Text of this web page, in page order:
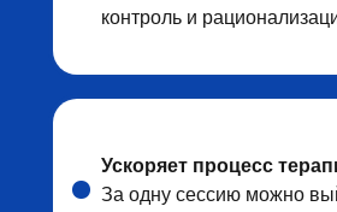
контроль и
Ускоряет процесс
За одну сессию можно